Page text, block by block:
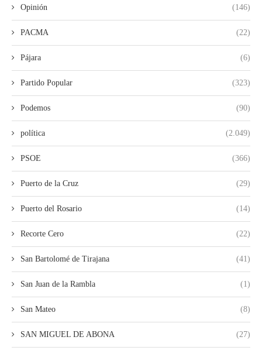
Opinión (146)
PACMA (22)
Pájara (6)
Partido Popular (323)
Podemos (90)
política (2.049)
PSOE (366)
Puerto de la Cruz (29)
Puerto del Rosario (14)
Recorte Cero (22)
San Bartolomé de Tirajana (41)
San Juan de la Rambla (1)
San Mateo (8)
SAN MIGUEL DE ABONA (27)